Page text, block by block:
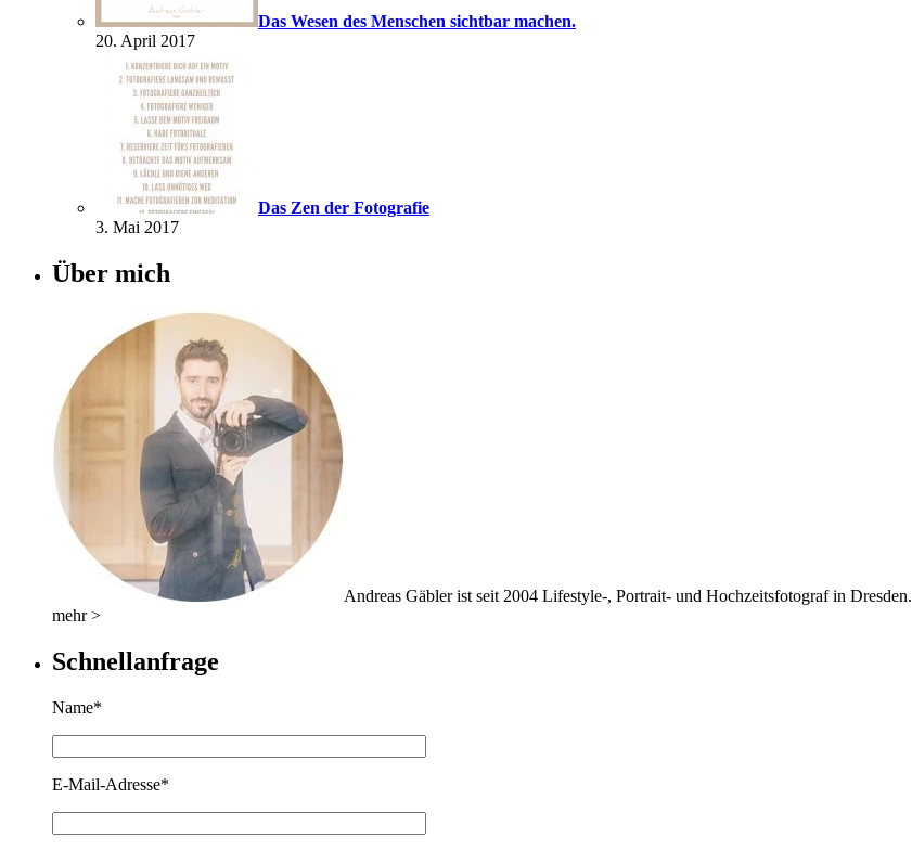
Das Wesen des Menschen sichtbar machen.
20. April 2017
Das Zen der Fotografie
3. Mai 2017
Über mich
Andreas Gäbler ist seit 2004 Lifestyle-, Portrait- und Hochzeitsfotograf in Dresden.
mehr >
Schnellanfrage
Name*
E-Mail-Adresse*